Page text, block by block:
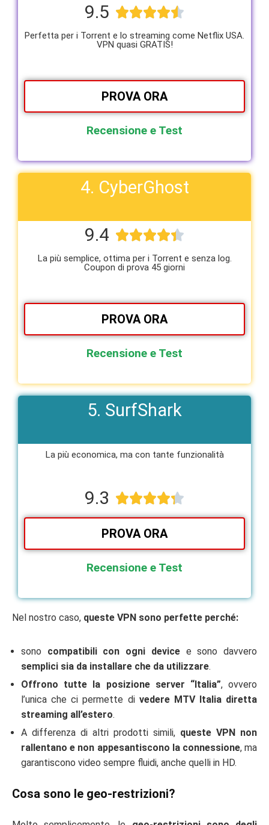
9.5 
Perfetta per i Torrent e lo streaming come Netflix USA.
VPN quasi GRATIS!
PROVA ORA
Recensione e Test
4. CyberGhost
9.4 
La più semplice, ottima per i Torrent e senza log.
Coupon di prova 45 giorni
PROVA ORA
Recensione e Test
5. SurfShark
La più economica, ma con tante funzionalità​
9.3 
PROVA ORA
Recensione e Test
Nel nostro caso, queste VPN sono perfette perché:
sono compatibili con ogni devicee sono davvero
semplici sia da installare che da utilizzare.
Offrono tutte la posizione server “Italia”, ovvero
l’unica che ci permette di vedere MTV Italia diretta
streaming all’estero.
A differenza di altri prodotti simili, queste VPN non
rallentano e non appesantiscono la connessione, ma
garantiscono video sempre fluidi, anche quelli in HD.
Cosa sono le geo-restrizioni?